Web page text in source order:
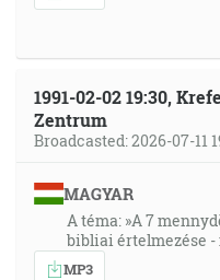
1991-02-02 19:30,
Zentrum
Broadcasted: 2026-07-11
MAGYAR
A téma: »A 7
bibliai értelmezése -
MP3